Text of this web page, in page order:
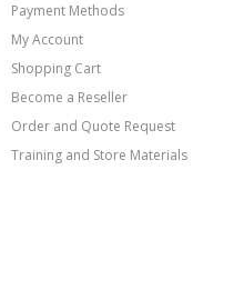
Payment Methods
My Account
Shopping Cart
Become a Reseller
Order and Quote Request
Training and Store Materials